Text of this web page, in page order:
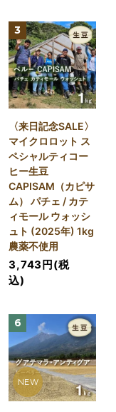
3
〈来日記念SALE〉
マイクロロット ス
ペシャルティコー
ヒー生豆
CAPISAM（カピサ
ム） パチェ / カテ
ィモール ウォッシ
ュト (2025年) 1kg
農薬不使用
3,743円(税
込)
6
NEW